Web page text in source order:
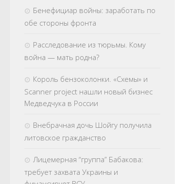
Бенефициар войны: заработать по
обе стороны фронта
Расследование из тюрьмы. Кому
война — мать родна?
Король бензоколонки. «Схемы» и
Scanner project нашли новый бизнес
Медведчука в России
Внебрачная дочь Шойгу получила
литовское гражданство
Лицемерная “группа” Бабакова:
требует захвата Украины и